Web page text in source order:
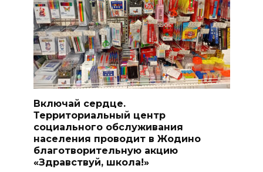
Включай сердце.
Территориальный центр
социального обслуживания
населения проводит в Жодино
благотворительную акцию
«Здравствуй, школа!»